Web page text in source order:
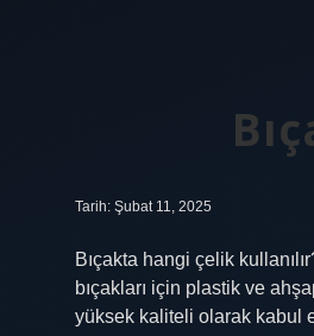
Tarih: Şubat 11, 2025
Bıçakta hangi çelik
bıçakları için plastik ve
yüksek kaliteli olarak kabul